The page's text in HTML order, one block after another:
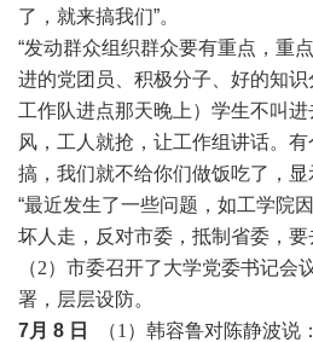
了，就来搞我们”。
“发动群众组织群众要有重点，重
进的党团员、积极分子、好的知识
工作队进点那天晚上） 学生不叫
风，工人就抢，让工作组讲话。
搞，我们就不给你们做饭吃了，
“最近发生了一些问题，如工学院
坏人走，反对市委，抵制省委，要
（2）市委召开了大学党委书记会
署，层层设防。
7月 8 日
（1） 韩容鲁对陈静波说：